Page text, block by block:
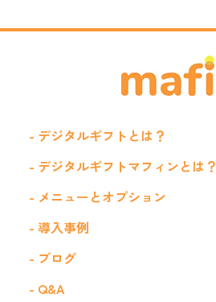
- デジタルギフトとは？
- デジタルギフトマフィンとは？
- メニューとオプション
- 導入事例
- ブログ
- Q&A